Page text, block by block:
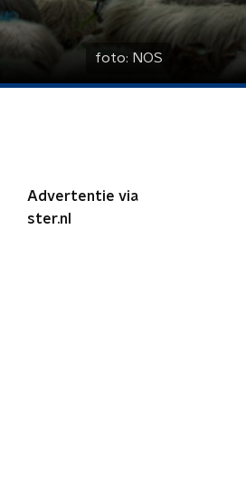
foto: NOS
Advertentie via
ster.nl